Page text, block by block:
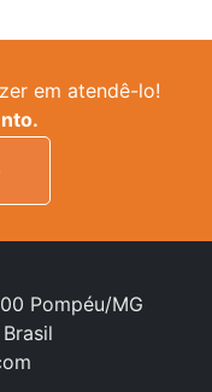
em atendê-lo!
Pompéu/MG